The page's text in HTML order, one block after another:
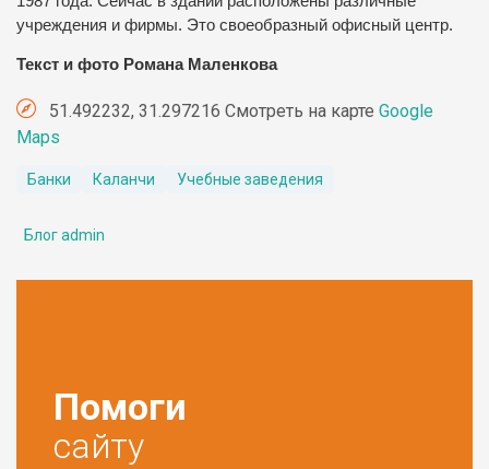
учреждения и фирмы. Это своеобразный офисный центр.
Текст и фото Романа Маленкова
51.492232, 31.297216 Смотреть на карте Google
Maps
Банки Каланчи Учебные заведения
Блог admin
Помоги
сайту